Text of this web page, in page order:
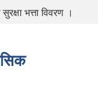
भत्ता विवरण ।